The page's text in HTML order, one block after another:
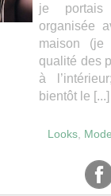
je
organisée
maison (je
qualité des
à
bientôt le [...]
Looks, Mode